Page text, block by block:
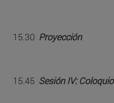
15.30 Proyección
15.45 Sesión IV: Coloquio